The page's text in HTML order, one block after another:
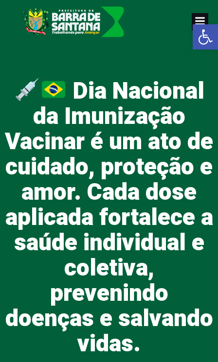
Abrir
Pular
para
o
conteúdo
Dia Nacional
da Imunização
Vacinar é um ato de
cuidado, proteção e
amor. Cada dose
aplicada fortalece a
saúde individual e
coletiva,
prevenindo
doenças e salvando
vidas.